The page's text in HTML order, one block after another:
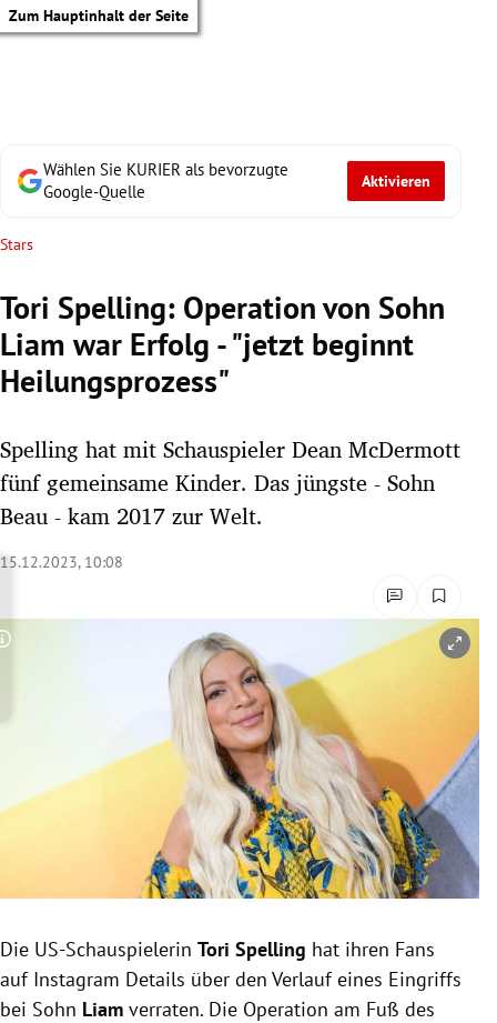
Zum Hauptinhalt der Seite
Untermenü
Untermenü
Untermenü
Untermenü
Untermenü
Untermenü
Untermenü
Wählen Sie KURIER als bevorzugte
Google-Quelle
Aktivieren
Stars
Tori Spelling: Operation von Sohn
Liam war Erfolg - "jetzt beginnt
Heilungsprozess"
Spelling hat mit Schauspieler Dean McDermott
fünf gemeinsame Kinder. Das jüngste - Sohn
Beau - kam 2017 zur Welt.
15.12.2023, 10:08
Copyright-Hinweis öffnen/schließen
Die US-Schauspielerin Tori Spelling hat ihren Fans
auf Instagram Details über den Verlauf eines Eingriffs
bei Sohn Liam verraten. Die Operation am Fuß des